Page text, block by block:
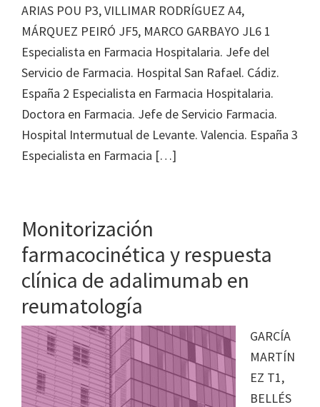
ARIAS POU P3, VILLIMAR RODRÍGUEZ A4,
MÁRQUEZ PEIRÓ JF5, MARCO GARBAYO JL6 1
Especialista en Farmacia Hospitalaria. Jefe del
Servicio de Farmacia. Hospital San Rafael. Cádiz.
España 2 Especialista en Farmacia Hospitalaria.
Doctora en Farmacia. Jefe de Servicio Farmacia.
Hospital Intermutual de Levante. Valencia. España 3
Especialista en Farmacia […]
Monitorización
farmacocinética y respuesta
clínica de adalimumab en
reumatología
GARCÍA
MARTÍN
EZ T1,
BELLÉS